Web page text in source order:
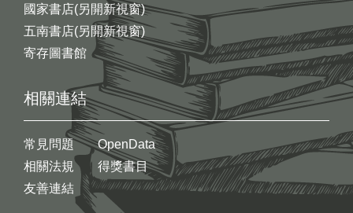
國家書店(另開新視窗)
五南書店(另開新視窗)
寄存圖書館
相關連結
常見問題
相關法規
友善連結
OpenData
得獎書目